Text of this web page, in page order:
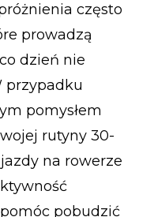
często
prowadzą
dzień nie
przypadku
pomysłem
rutyny 30-
na rowerze
pobudzić